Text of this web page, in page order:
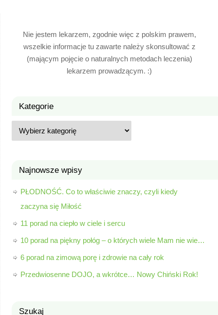
Nie jestem lekarzem, zgodnie więc z polskim prawem,
wszelkie informacje tu zawarte należy skonsultować z
(mającym pojęcie o naturalnych metodach leczenia)
lekarzem prowadzącym. :)
Kategorie
Najnowsze wpisy
PŁODNOŚĆ. Co to właściwie znaczy, czyli kiedy
zaczyna się Miłość
11 porad na ciepło w ciele i sercu
10 porad na piękny połóg – o których wiele Mam nie wie…
6 porad na zimową porę i zdrowie na cały rok
Przedwiosenne DOJO, a wkrótce… Nowy Chiński Rok!
Szukaj